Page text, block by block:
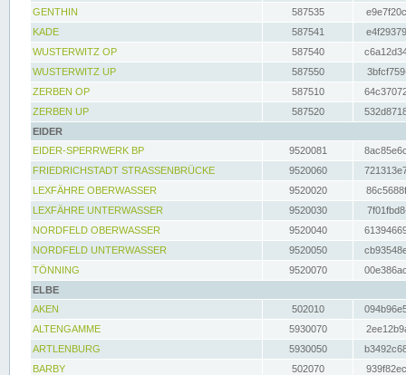
GENTHIN
587535
KADE
587541
WUSTERWITZ OP
587540
WUSTERWITZ UP
587550
ZERBEN OP
587510
ZERBEN UP
587520
EIDER
EIDER-SPERRWERK BP
9520081
FRIEDRICHSTADT STRASSENBRÜCKE
9520060
LEXFÄHRE OBERWASSER
9520020
LEXFÄHRE UNTERWASSER
9520030
NORDFELD OBERWASSER
9520040
NORDFELD UNTERWASSER
9520050
TÖNNING
9520070
ELBE
AKEN
502010
ALTENGAMME
5930070
ARTLENBURG
5930050
BARBY
502070